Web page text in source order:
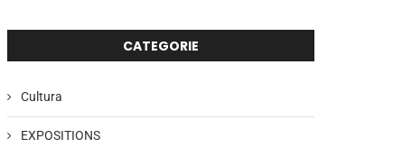
CATEGORIE
Cultura
EXPOSITIONS